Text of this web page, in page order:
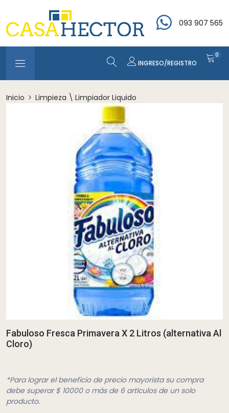
093 907 565
INGRESO/REGISTRO
0
Inicio Limpieza \ Limpiador Liquido
Fabuloso Fresca Primavera X 2 Litros (alternativa Al
Cloro)
*Para lograr el beneficio de precio mayorista su compra
debe superar $ 10000 o más de 6 artículos de un solo
producto.